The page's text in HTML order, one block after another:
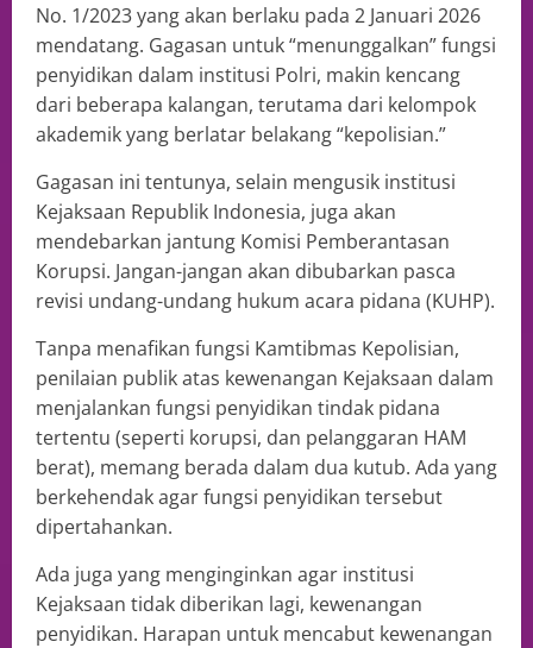
No. 1/2023 yang akan berlaku pada 2 Januari 2026
mendatang. Gagasan untuk “menunggalkan” fungsi
penyidikan dalam institusi Polri, makin kencang
dari beberapa kalangan, terutama dari kelompok
akademik yang berlatar belakang “kepolisian.”
Gagasan ini tentunya, selain mengusik institusi
Kejaksaan Republik Indonesia, juga akan
mendebarkan jantung Komisi Pemberantasan
Korupsi. Jangan-jangan akan dibubarkan pasca
revisi undang-undang hukum acara pidana (KUHP).
Tanpa menafikan fungsi Kamtibmas Kepolisian,
penilaian publik atas kewenangan Kejaksaan dalam
menjalankan fungsi penyidikan tindak pidana
tertentu (seperti korupsi, dan pelanggaran HAM
berat), memang berada dalam dua kutub. Ada yang
berkehendak agar fungsi penyidikan tersebut
dipertahankan.
Ada juga yang menginginkan agar institusi
Kejaksaan tidak diberikan lagi, kewenangan
penyidikan. Harapan untuk mencabut kewenangan